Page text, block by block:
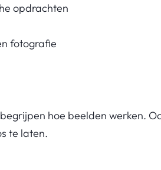
opdrachten
fotografie
hoe beelden werken.
te laten.